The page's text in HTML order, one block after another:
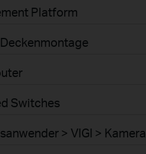
Platform
Switches
> VIGI >